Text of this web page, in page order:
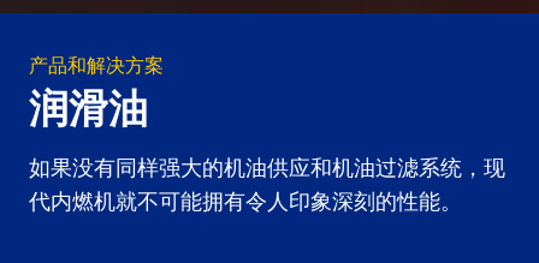
产品和解决方案
润滑油
如果没有同样强大的机油供应和机油过滤系统，现
代内燃机就不可能拥有令人印象深刻的性能。